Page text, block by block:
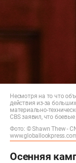
Несмотря на то что
действия из-за
материально-
СBS заявил, что
Фото: © Shawn Thew -
Осенняя